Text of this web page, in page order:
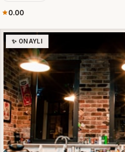
0.00
✨ ONAYLI